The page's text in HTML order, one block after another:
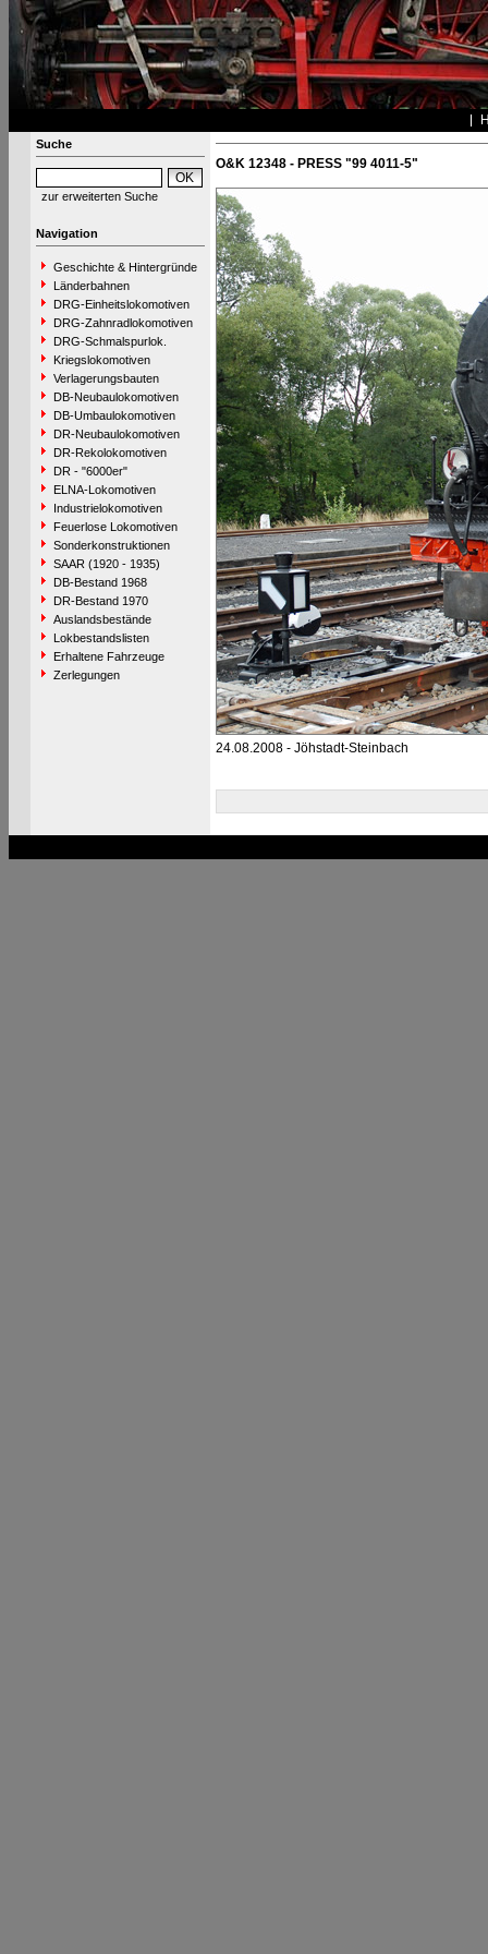
Suche
zur erweiterten Suche
Navigation
Geschichte & Hintergründe
Länderbahnen
DRG-Einheitslokomotiven
DRG-Zahnradlokomotiven
DRG-Schmalspurlok.
Kriegslokomotiven
Verlagerungsbauten
DB-Neubaulokomotiven
DB-Umbaulokomotiven
DR-Neubaulokomotiven
DR-Rekolokomotiven
DR - "6000er"
ELNA-Lokomotiven
Industrielokomotiven
Feuerlose Lokomotiven
Sonderkonstruktionen
SAAR (1920 - 1935)
DB-Bestand 1968
DR-Bestand 1970
Auslandsbestände
Lokbestandslisten
Erhaltene Fahrzeuge
Zerlegungen
O&K 12348 - PRESS "99 4011-5"
24.08.2008 - Jöhstadt-Steinbach